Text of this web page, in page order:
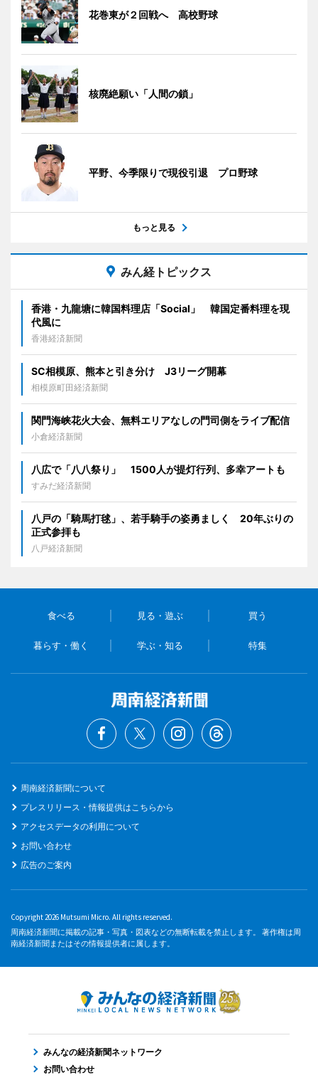
花巻東が２回戦へ 高校野球
核廃絶願い「人間の鎖」
平野、今季限りで現役引退 プロ野球
もっと見る
みん経トピックス
香港・九龍塘に韓国料理店「Social」 韓国定番料理を現
代風に
香港経済新聞
SC相模原、熊本と引き分け J3リーグ開幕
相模原町田経済新聞
関門海峡花火大会、無料エリアなしの門司側をライブ配信
小倉経済新聞
八広で「八八祭り」 1500人が提灯行列、多幸アートも
すみだ経済新聞
八戸の「騎馬打毬」、若手騎手の姿勇ましく 20年ぶりの
正式参拝も
八戸経済新聞
食べる 見る・遊ぶ 買う
暮らす・働く 学ぶ・知る 特集
周南経済新聞について
プレスリリース・情報提供はこちらから
アクセスデータの利用について
お問い合わせ
広告のご案内
Copyright 2026 Mutsumi Micro. All rights reserved.
周南経済新聞に掲載の記事・写真・図表などの無断転載を禁止します。 著作権は周
南経済新聞またはその情報提供者に属します。
みんなの経済新聞ネットワーク
お問い合わせ